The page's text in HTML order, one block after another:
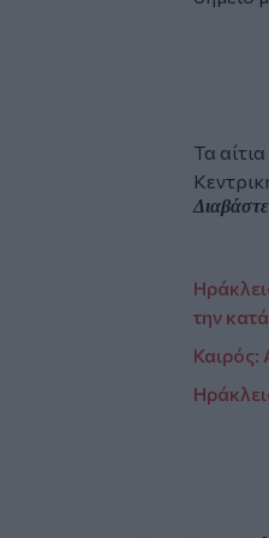
Τα
την
Καιρός: